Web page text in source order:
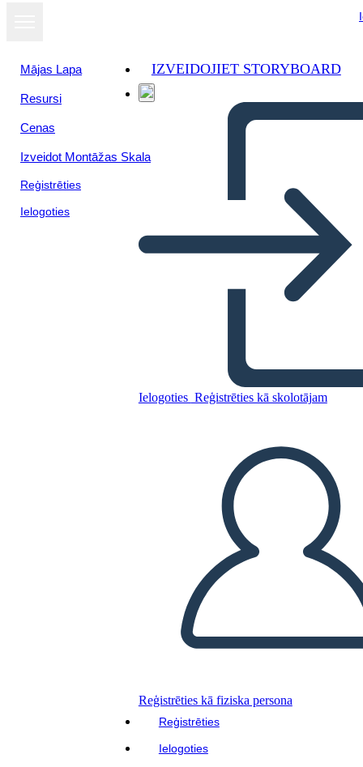
Mājas Lapa
Resursi
Cenas
Izveidot Montāžas Skala
Reģistrēties
Ielogoties
IZVEIDOJIET STORYBOARD
Ielogoties Reģistrēties kā skolotājam
Reģistrēties kā fiziska persona
Reģistrēties
Ielogoties
Mappa di Inca Spider
IZVEIDOT STĀSTU SHĒMU
ATSKAŅOT SLAIDRĀDI
IZLASI MAN